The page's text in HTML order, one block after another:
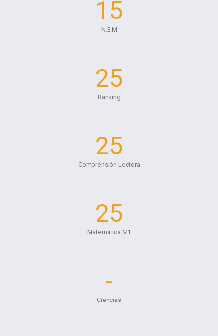
15
N.E.M
25
Ranking
25
Comprensión Lectora
25
Matemática M1
-
Ciencias